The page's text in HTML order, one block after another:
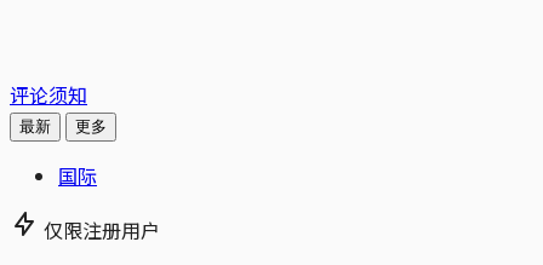
评论须知
最新 更多
国际
仅限注册用户